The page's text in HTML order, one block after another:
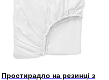
Простирадло на резинці з